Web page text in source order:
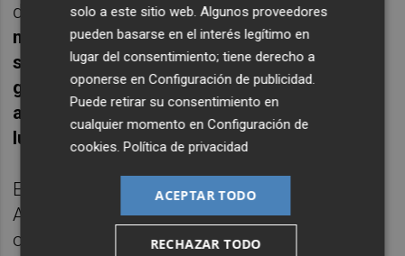
del Ministerio de Transportes.“Cuando una
misma zona concentra tantas actuaciones
sucesivas, tantas modificaciones y tanto
gasto público, la obligación de las
administraciones superiores es mirar con
lupa”,
ha afirmado.
El portavoz socialista ha recordado que la
Autoridad Portuaria de Cartagena “no es un
organismo cualquiera”, ya que tiene
solo a este sitio web. Algunos proveedores
pueden basarse en el interés legítimo en
lugar del consentimiento; tiene derecho a
oponerse enConfiguración de publicidad.
Puede retirar su consentimiento en
cualquier momento enConfiguración de
cookies.Política de privacidad
ACEPTAR TODO
RECHAZAR TODO